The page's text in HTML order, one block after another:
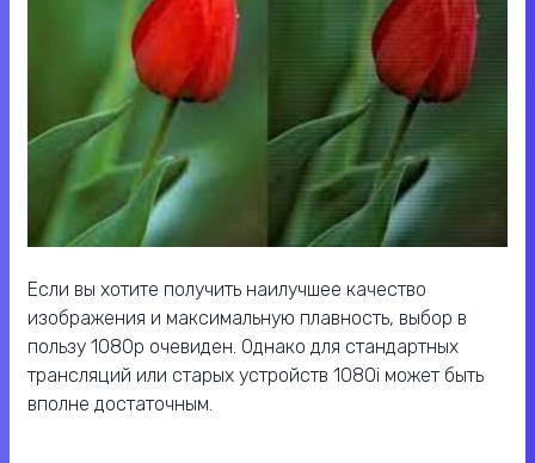
Если вы хотите получить наилучшее качество
изображения и максимальную плавность, выбор в
пользу 1080p очевиден. Однако для стандартных
трансляций или старых устройств 1080i может быть
вполне достаточным.